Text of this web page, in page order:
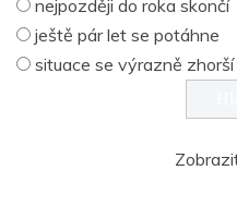
nejpozději do roka skončí
ještě pár let se potáhne
situace se výrazně